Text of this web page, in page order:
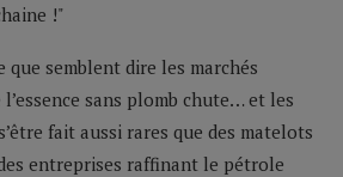
!"
que semblent dire les marchés
sans plomb chute… et les
fait aussi rares que des matelots
entreprises raffinant le pétrole